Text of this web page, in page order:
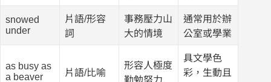
snowed
under
片語/形容
詞
事務壓力山
大的情境
通常用於辦
公室或學業
as busy as
a beaver
片語/比喻
形容人極度
勤勉努力
具文學色
彩，生動且